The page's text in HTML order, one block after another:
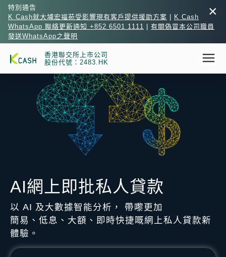
×
特別通告
K Cash就大埔宏福苑受影響現有客戶提供援助方案
K Cash
WhatsApp 聯絡更新通知 +852 6501 1111
有關偽冒本公司職員
發送WhatsApp之聲明
香港聯交所上市公司
股份代號：2483.HK
AI網上即批私人貸款
以 AI 及大數據智能分析， 帶嚟更加
簡易、低息、大額、即時快捷嘅網上私人貸款新
體驗。